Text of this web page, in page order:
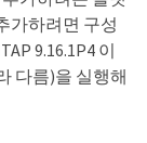
가하려면 구성
9.16.1P4 이
다름)을 실행해